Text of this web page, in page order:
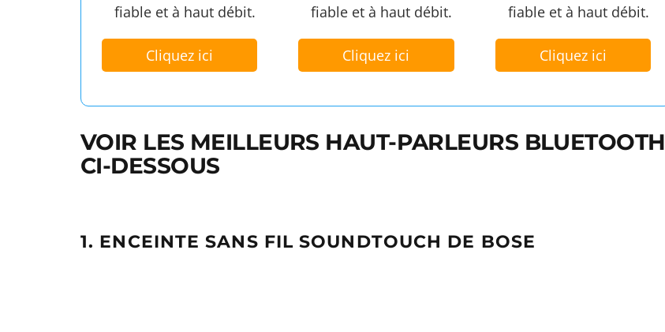
fiable et à haut débit.
Cliquez ici
fiable et à haut débit.
Cliquez ici
fiable et à haut débit.
Cliquez ici
VOIR LES MEILLEURS HAUT-PARLEURS BLUETOOTH
CI-DESSOUS
1. ENCEINTE SANS FIL SOUNDTOUCH DE BOSE